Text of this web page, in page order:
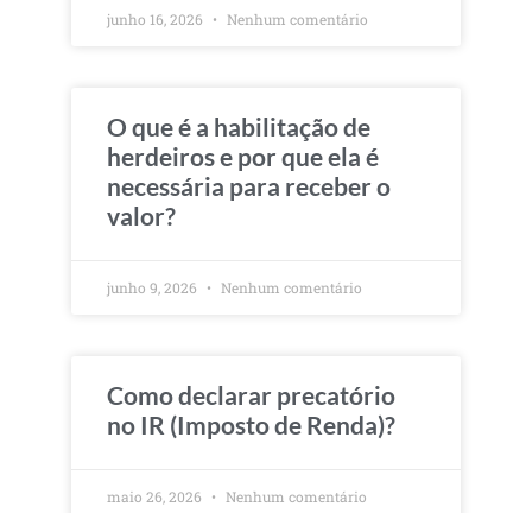
junho 16, 2026 Nenhum comentário
O que é a habilitação de
herdeiros e por que ela é
necessária para receber o
valor?
junho 9, 2026 Nenhum comentário
Como declarar precatório
no IR (Imposto de Renda)?
maio 26, 2026 Nenhum comentário